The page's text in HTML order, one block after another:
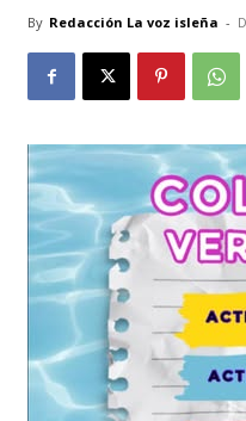
By Redacción La voz isleña -